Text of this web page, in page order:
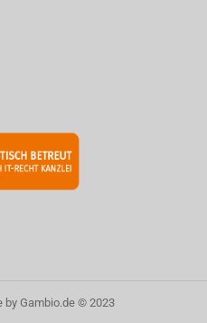
by Gambio.de © 2023